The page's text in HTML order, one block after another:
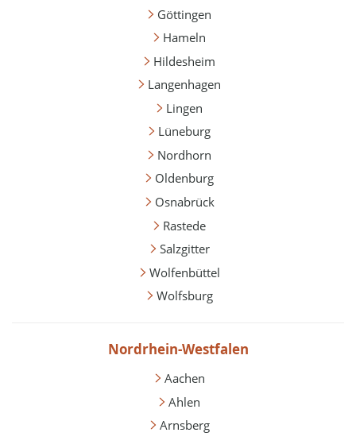
Göttingen
Hameln
Hildesheim
Langenhagen
Lingen
Lüneburg
Nordhorn
Oldenburg
Osnabrück
Rastede
Salzgitter
Wolfenbüttel
Wolfsburg
Nordrhein-Westfalen
Aachen
Ahlen
Arnsberg